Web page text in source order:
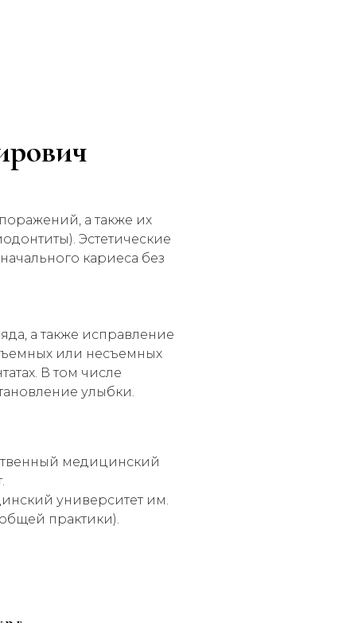
а также их
Эстетические
кариеса без
а также исправление
или несъемных
В том числе
улыбки.
медицинский
университет им.
практики).